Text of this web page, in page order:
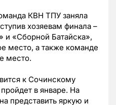
КВН ТПУ заняла
хозяевам финала –
«Сборной Батайска»,
место, а также команде
место.
к Сочинскому
в январе. На
представить яркую и